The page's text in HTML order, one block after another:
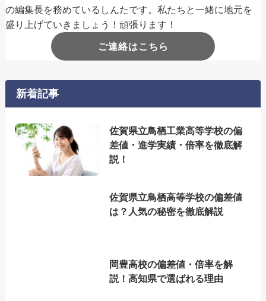
の編集長を務めているしんたです。私たちと一緒に地元を
盛り上げていきましょう！頑張ります！
ご連絡はこちら
新着記事
佐賀県立鳥栖工業高等学校の偏
差値・進学実績・倍率を徹底解
説！
佐賀県立鳥栖高等学校の偏差値
は？人気の秘密を徹底解説
岡豊高校の偏差値・倍率を解
説！高知県で選ばれる理由